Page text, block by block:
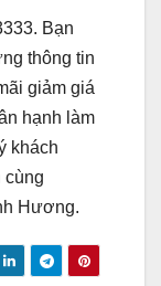
Bạn
thông tin
giảm giá
hạnh làm
khách
cùng
Hương.